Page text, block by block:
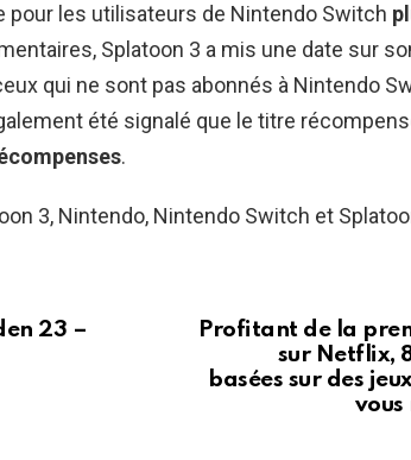
pour les utilisateurs de Nintendo Switch
Splatoon 3 a mis une date sur
qui ne sont pas abonnés à Nintendo
été signalé que le titre
.
3, Nintendo, Nintendo Switch et
23 –
Profitant de la
sur Netflix,
basées sur des
vous